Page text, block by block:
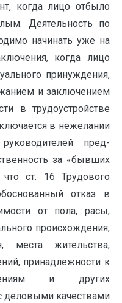
когда лицо отбыло
Деятельность по
начинать уже на
когда лицо
принуждения,
и заключением
в трудоустройстве
в нежелании
пред­
за «бывших
ст. 16 Трудового
отказ в
от пола, расы,
происхожде­ния,
места жительства,
принадлежности к
и других
деловыми качествами